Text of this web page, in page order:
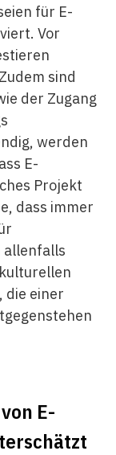
für E-
Vor
sind
der Zugang
werden
E-
Projekt
dass immer
allenfalls
die einer
E-